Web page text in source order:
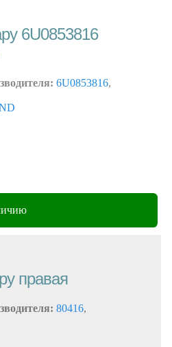
6U0853816
6U0853816,
правая
80416,